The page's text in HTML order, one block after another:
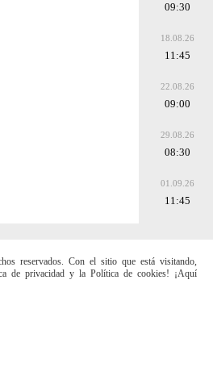
09:30
18.08.26
11:45
22.08.26
09:00
29.08.26
08:30
01.09.26
11:45
reservados. Con el sitio que está visitando,
de privacidad y la Política de cookies! ¡Aquí